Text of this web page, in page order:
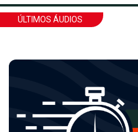
ÚLTIMOS ÁUDIOS